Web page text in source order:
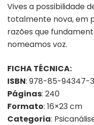
Vives a possibilidade
totalmente nova, em
razões que
nomeamos voz.
FICHA TÉCNICA:
ISBN: 978-85-94347-
Páginas: 240
Formato: 16×23 cm
Categoria: